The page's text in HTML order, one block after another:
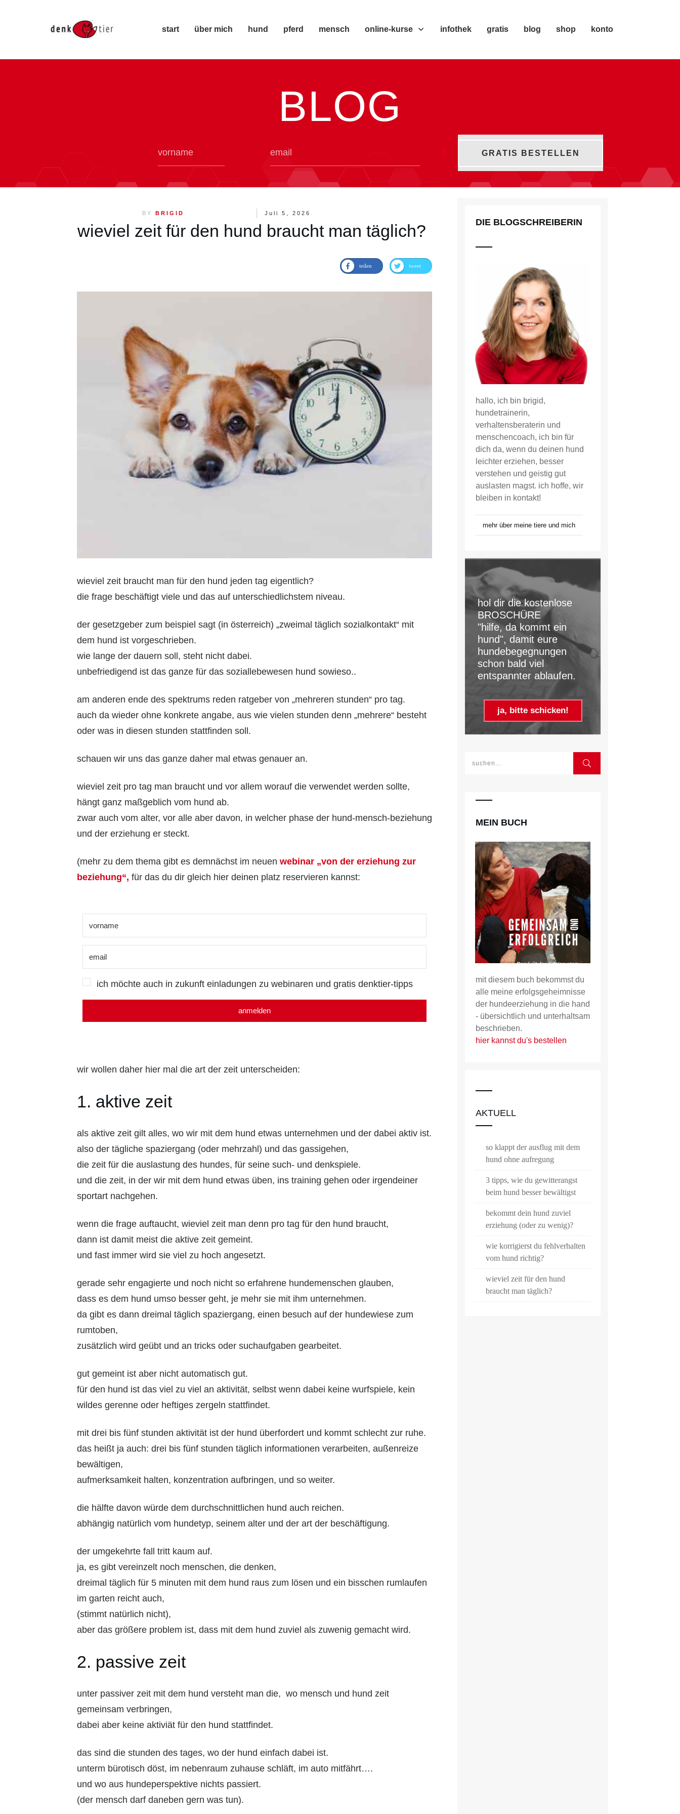
start über mich hund pferd mensch online-kurse infothek gratis blog shop konto
BLOG
GRATIS BESTELLEN
BY BRIGID Juli 5, 2026
wieviel zeit für den hund braucht man täglich?
teilen tweet
wieviel zeit braucht man für den hund jeden tag eigentlich?
die frage beschäftigt viele und das auf unterschiedlichstem niveau.
der gesetzgeber zum beispiel sagt (in österreich) „zweimal täglich sozialkontakt“ mit
dem hund ist vorgeschrieben.
wie lange der dauern soll, steht nicht dabei.
unbefriedigend ist das ganze für das soziallebewesen hund sowieso..
am anderen ende des spektrums reden ratgeber von „mehreren stunden“ pro tag.
auch da wieder ohne konkrete angabe, aus wie vielen stunden denn „mehrere“ besteht
oder was in diesen stunden stattfinden soll.
schauen wir uns das ganze daher mal etwas genauer an.
wieviel zeit pro tag man braucht und vor allem worauf die verwendet werden sollte,
hängt ganz maßgeblich vom hund ab.
zwar auch vom alter, vor alle aber davon, in welcher phase der hund-mensch-beziehung
und der erziehung er steckt.
(mehr zu dem thema gibt es demnächst im neuen webinar „von der erziehung zur
beziehung“, für das du dir gleich hier deinen platz reservieren kannst:
ich möchte auch in zukunft einladungen zu webinaren und gratis denktier-tipps
anmelden
wir wollen daher hier mal die art der zeit unterscheiden:
1. aktive zeit
als aktive zeit gilt alles, wo wir mit dem hund etwas unternehmen und der dabei aktiv ist.
also der tägliche spaziergang (oder mehrzahl) und das gassigehen,
die zeit für die auslastung des hundes, für seine such- und denkspiele.
und die zeit, in der wir mit dem hund etwas üben, ins training gehen oder irgendeiner
sportart nachgehen.
wenn die frage auftaucht, wieviel zeit man denn pro tag für den hund braucht,
dann ist damit meist die aktive zeit gemeint.
und fast immer wird sie viel zu hoch angesetzt.
gerade sehr engagierte und noch nicht so erfahrene hundemenschen glauben,
dass es dem hund umso besser geht, je mehr sie mit ihm unternehmen.
da gibt es dann dreimal täglich spaziergang, einen besuch auf der hundewiese zum
rumtoben,
zusätzlich wird geübt und an tricks oder suchaufgaben gearbeitet.
gut gemeint ist aber nicht automatisch gut.
für den hund ist das viel zu viel an aktivität, selbst wenn dabei keine wurfspiele, kein
wildes gerenne oder heftiges zergeln stattfindet.
mit drei bis fünf stunden aktivität ist der hund überfordert und kommt schlecht zur ruhe.
das heißt ja auch: drei bis fünf stunden täglich informationen verarbeiten, außenreize
bewältigen,
aufmerksamkeit halten, konzentration aufbringen, und so weiter.
die hälfte davon würde dem durchschnittlichen hund auch reichen.
abhängig natürlich vom hundetyp, seinem alter und der art der beschäftigung.
der umgekehrte fall tritt kaum auf.
ja, es gibt vereinzelt noch menschen, die denken,
dreimal täglich für 5 minuten mit dem hund raus zum lösen und ein bisschen rumlaufen
im garten reicht auch,
(stimmt natürlich nicht),
aber das größere problem ist, dass mit dem hund zuviel als zuwenig gemacht wird.
2. passive zeit
unter passiver zeit mit dem hund versteht man die, wo mensch und hund zeit
gemeinsam verbringen,
dabei aber keine aktiviät für den hund stattfindet.
das sind die stunden des tages, wo der hund einfach dabei ist.
unterm bürotisch döst, im nebenraum zuhause schläft, im auto mitfährt….
und wo aus hundeperspektive nichts passiert.
(der mensch darf daneben gern was tun).
DIE BLOGSCHREIBERIN
hallo, ich bin brigid,
hundetrainerin,
verhaltensberaterin und
menschencoach, ich bin für
dich da, wenn du deinen hund
leichter erziehen, besser
verstehen und geistig gut
auslasten magst. ich hoffe, wir
bleiben in kontakt!
mehr über meine tiere und mich
hol dir die kostenlose
BROSCHÜRE
"hilfe, da kommt ein
hund", damit eure
hundebegegnungen
schon bald viel
entspannter ablaufen.
ja, bitte schicken!
MEIN BUCH
mit diesem buch bekommst du
alle meine erfolgsgeheimnisse
der hundeerziehung in die hand
- übersichtlich und unterhaltsam
beschrieben.
hier kannst du's bestellen
AKTUELL
so klappt der ausflug mit dem
hund ohne aufregung
3 tipps, wie du gewitterangst
beim hund besser bewältigst
bekommt dein hund zuviel
erziehung (oder zu wenig)?
wie korrigierst du fehlverhalten
vom hund richtig?
wieviel zeit für den hund
braucht man täglich?